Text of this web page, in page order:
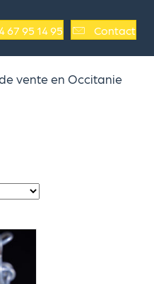
67 95 14 95 Contact
vente en Occitanie